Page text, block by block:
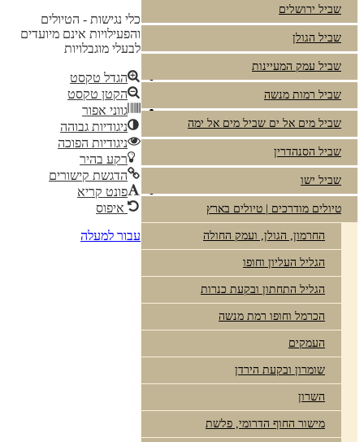
שביל ירושלים
שביל הגולן
שביל עמק המעיינות
שביל רמות מנשה
שביל מים אל ים שביל מים אל ימה
שביל הסנהדרין
שביל ישו
טיולים מודרכים | טיולים בארץ
החרמון, הגולן, ועמק החולה
הגליל העליון וחופו
הגליל התחתון ובקעת כנרות
הכרמל וחופו רמת מנשה
העמקים
שומרון ובקעת הירדן
השרון
מישור החוף הדרומי, פלשת
כלי נגישות - הטיולים
והפעילויות אינם מיועדים
לבעלי מוגבלויות
הגדל טקסט
הקטן טקסט
גווני אפור
ניגודיות גבוהה
ניגודיות הפוכה
רקע בהיר
הדגשת קישורים
פונט קריא
איפוס
עבור למעלה